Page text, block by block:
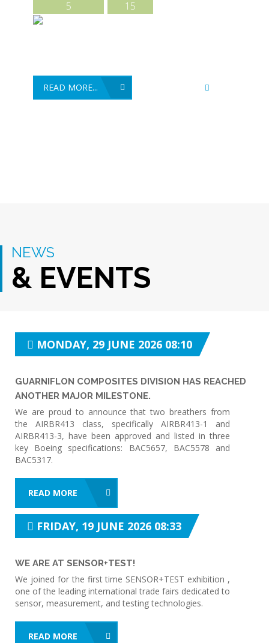
5
15
READ MORE...
NEWS
& EVENTS
MONDAY, 29 JUNE 2026 08:10
GUARNIFLON COMPOSITES DIVISION HAS REACHED
ANOTHER MAJOR MILESTONE.
We are proud to announce that two breathers from
the AIRBR413 class, specifically AIRBR413-1 and
AIRBR413-3, have been approved and listed in three
key Boeing specifications: BAC5657, BAC5578 and
BAC5317.
READ MORE
FRIDAY, 19 JUNE 2026 08:33
WE ARE AT SENSOR+TEST!
We joined for the first time SENSOR+TEST exhibition ,
one of the leading international trade fairs dedicated to
sensor, measurement, and testing technologies.
READ MORE